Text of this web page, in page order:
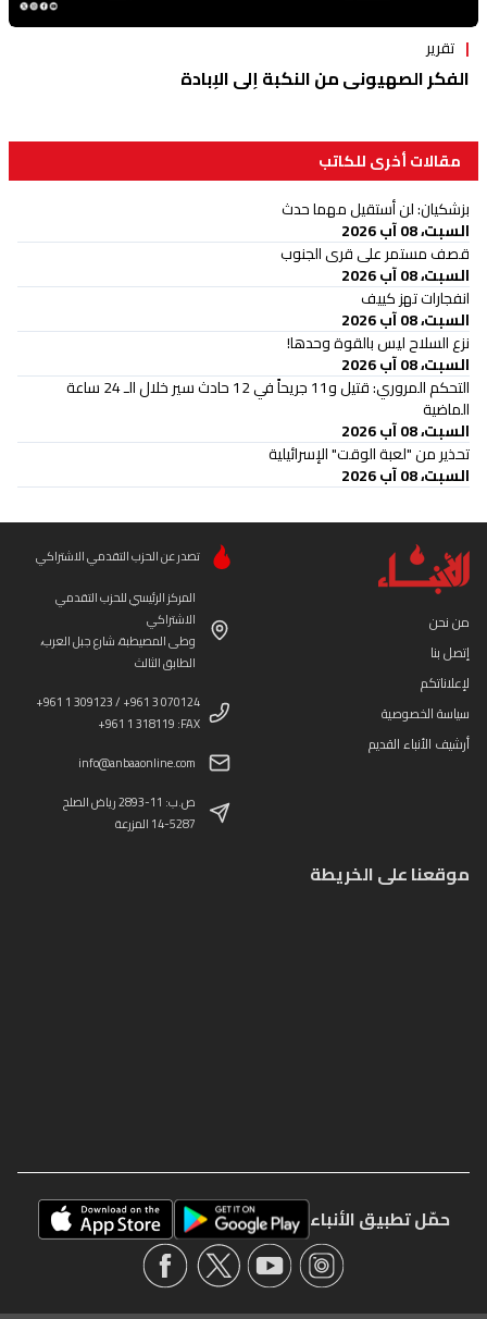
تقرير
الفكر الصهيوني من النكبة إلى الإبادة
مقالات أخرى للكاتب
بزشكيان: لن أستقيل مهما حدث
السبت، 08 آب 2026
قصف مستمر على قرى الجنوب
السبت، 08 آب 2026
انفجارات تهز كييف
السبت، 08 آب 2026
نزع السلاح ليس بالقوة وحدها!
السبت، 08 آب 2026
التحكم المروري: قتيل و11 جريحاً في 12 حادث سير خلال الـ 24 ساعة
الماضية
السبت، 08 آب 2026
تحذير من "لعبة الوقت" الإسرائيلية
السبت، 08 آب 2026
من نحن
إتصل بنا
لإعلاناتكم
سياسة الخصوصية
أرشيف الأنباء القديم
تصدر عن الحزب التقدمي الاشتراكي
المركز الرئيسي للحزب التقدمي
الاشتراكي
وطى المصيطبة، شارع جبل العرب،
الطابق الثالث
+961 1 309123 / +961 3 070124
+961 1 318119 :FAX
info@anbaaonline.com
ص.ب: 11-2893 رياض الصلح
14-5287 المزرعة
موقعنا على الخريطة
حمّل تطبيق الأنباء